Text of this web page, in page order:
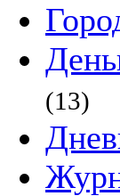
(13)